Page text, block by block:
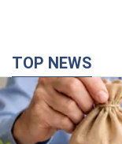
TOP NEWS